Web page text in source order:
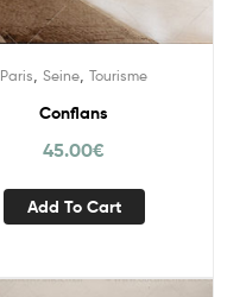
Paris Seine Tourisme
Conflans
45.00€
Add To Cart